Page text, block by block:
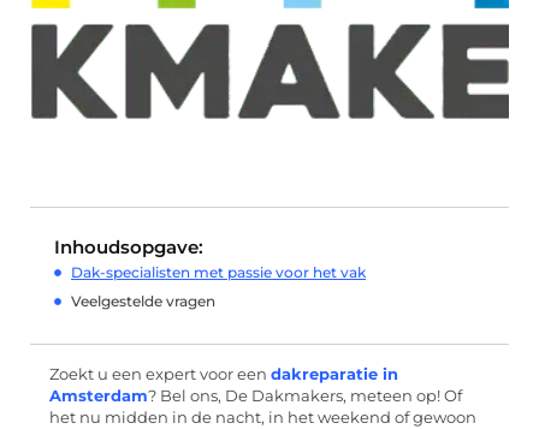
Inhoudsopgave:
Dak-specialisten met passie voor het vak
Veelgestelde vragen
Zoekt u een expert voor een dakreparatie in
Amsterdam? Bel ons, De Dakmakers, meteen op! Of
het nu midden in de nacht, in het weekend of gewoon